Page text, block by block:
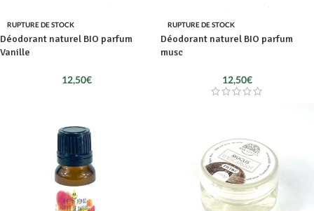
RUPTURE DE STOCK
Déodorant naturel BIO parfum
Vanille
12,50€
RUPTURE DE STOCK
Déodorant naturel BIO parfum
musc
12,50€